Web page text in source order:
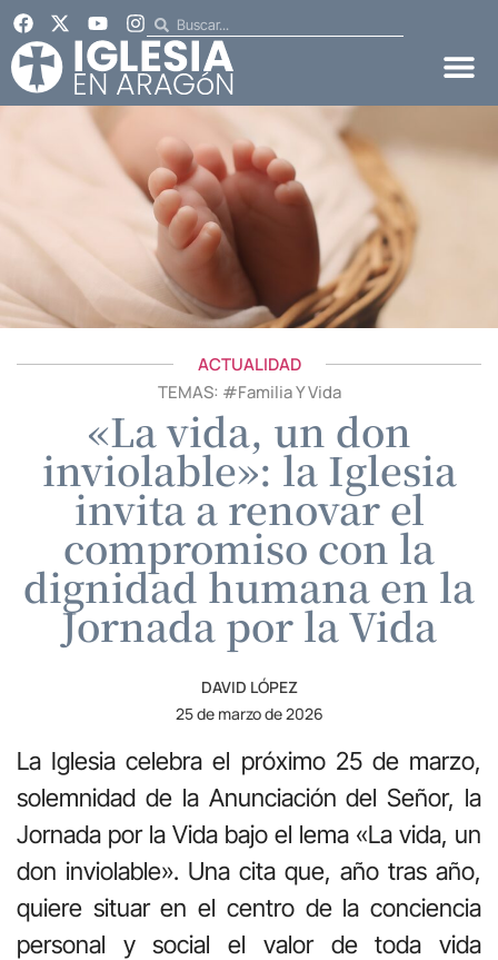
ACTUALIDAD
TEMAS: #Familia Y Vida
«La vida, un don
inviolable»: la Iglesia
invita a renovar el
compromiso con la
dignidad humana en la
Jornada por la Vida
DAVID LÓPEZ
25 de marzo de 2026
La Iglesia celebra el próximo 25 de marzo,
solemnidad de la Anunciación del Señor, la
Jornada por la Vida bajo el lema «La vida, un
don inviolable». Una cita que, año tras año,
quiere situar en el centro de la conciencia
personal y social el valor de toda vida